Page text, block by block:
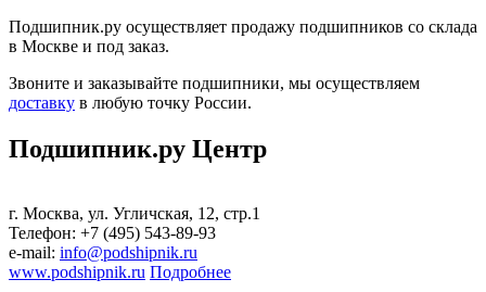
Подшипник.ру осуществляет продажу подшипников со склада
в Москве и под заказ.
Звоните и заказывайте подшипники, мы осуществляем
доставку в любую точку России.
Подшипник.ру Центр
г. Москва, ул. Угличская, 12, стр.1
Телефон: +7 (495) 543-89-93
е-mail: info@podshipnik.ru
www.podshipnik.ru Подробнее